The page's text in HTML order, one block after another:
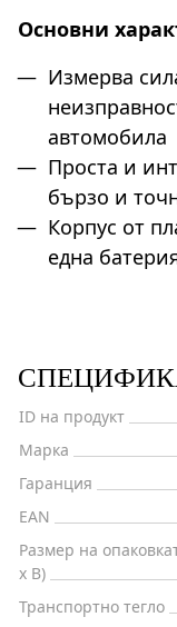
Основни
Измерва
автомобила
Проста и
бързо и
Корпус от
една
ID на продукт
Марка
Гаранция
EAN
Размер на
x В)
Транспортно тегло